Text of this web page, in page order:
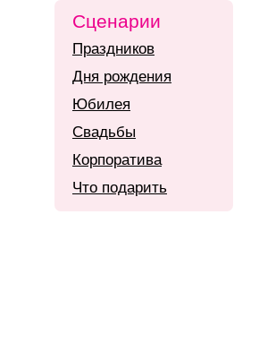
Сценарии
Праздников
Дня рождения
Юбилея
Свадьбы
Корпоратива
Что подарить